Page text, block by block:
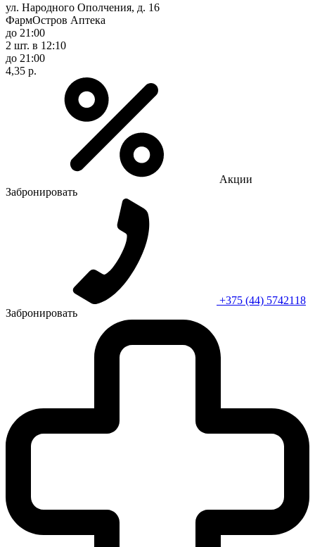
ул. Народного Ополчения, д. 16
ФармОстров Аптека
до 21:00
2 шт. в 12:10
до 21:00
4,35 р.
Акции
Забронировать
+375 (44) 5742118
Забронировать